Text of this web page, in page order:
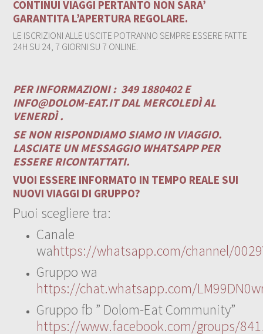
CONTINUI VIAGGI PERTANTO NON SARA’
GARANTITA L’APERTURA REGOLARE.
LE ISCRIZIONI ALLE USCITE POTRANNO SEMPRE ESSERE FATTE
24H SU 24, 7 GIORNI SU 7 ONLINE.
PER INFORMAZIONI : 349 1880402 E
INFO@DOLOM-EAT.ITDAL MERCOLEDÌ AL
VENERDÌ .
SE NON RISPONDIAMO SIAMO IN VIAGGIO.
LASCIATE UN MESSAGGIO WHATSAPP PER
ESSERE RICONTATTATI.
VUOI ESSERE INFORMATO IN TEMPO REALE SUI
NUOVI VIAGGI DI GRUPPO?
Puoi scegliere tra:
Canale
wahttps://whatsapp.com/channel/
Gruppo wa
https://chat.whatsapp.com/
Gruppo fb ” Dolom-Eat Community”
https://www.facebook.com/groups/